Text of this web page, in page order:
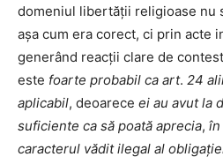
domeniul libertății religioase nu
așa cum era corect, ci prin acte
generând reacții clare de
este foarte probabil ca art. 24
aplicabil, deoarece ei au avut la
suficiente ca să poată aprecia, în
caracterul vădit ilegal al